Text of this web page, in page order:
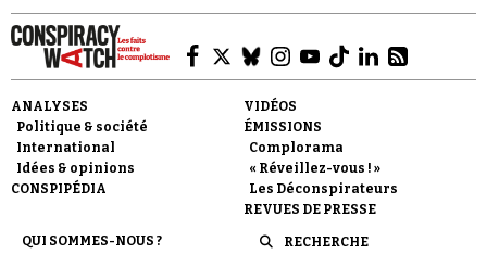
ANALYSES
Politique & société
International
Idées & opinions
CONSPIPÉDIA
VIDÉOS
ÉMISSIONS
Complorama
« Réveillez-vous ! »
Les Déconspirateurs
REVUES DE PRESSE
QUI SOMMES-NOUS ?
RECHERCHE